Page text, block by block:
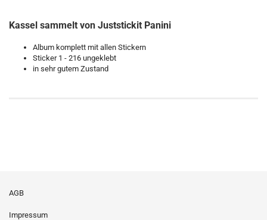
Kassel sammelt von Juststickit Panini
Album komplett mit allen Stickern
Sticker 1 - 216 ungeklebt
in sehr gutem Zustand
AGB
Impressum